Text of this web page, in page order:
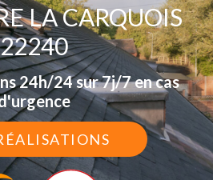
LA CARQUOIS
22240
24h/24 sur 7j/7 en cas